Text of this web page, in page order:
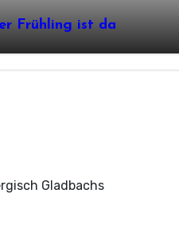
Frühling ist da
Gladbachs